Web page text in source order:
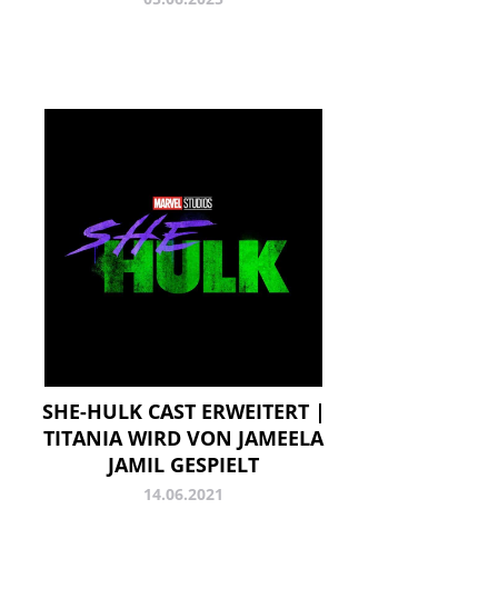
SHE-HULK CAST ERWEITERT |
TITANIA WIRD VON JAMEELA
JAMIL GESPIELT
14.06.2021